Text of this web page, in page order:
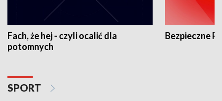
Fach, że hej - czyli ocalić dla
potomnych
Bezpieczne
SPORT